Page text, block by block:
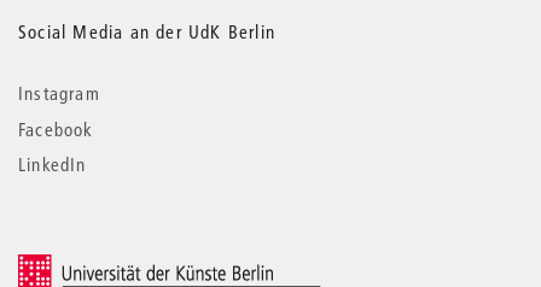
Social Media an der UdK Berlin
Instagram
Facebook
LinkedIn
© 2026 Universität der Künste Berlin